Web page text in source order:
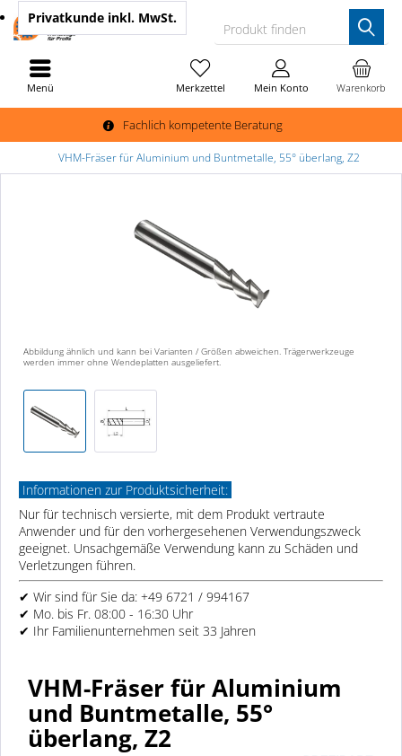
Fachlich kompetente Beratung
Produkt finden
Warenkorb
Merkzettel Mein Konto
Privatkunde inkl. MwSt.
Menü
VHM-Fräser für Aluminium und Buntmetalle, 55° überlang, Z2
Abbildung ähnlich und kann bei Varianten / Größen abweichen. Trägerwerkzeuge
werden immer ohne Wendeplatten ausgeliefert.
Informationen zur Produktsicherheit:
Nur für technisch versierte, mit dem Produkt vertraute
Anwender und für den vorhergesehenen Verwendungszweck
geeignet. Unsachgemäße Verwendung kann zu Schäden und
Verletzungen führen.
✔ Wir sind für Sie da: +49 6721 / 994167
✔ Mo. bis Fr. 08:00 - 16:30 Uhr
✔ Ihr Familienunternehmen seit 33 Jahren
VHM-Fräser für Aluminium
und Buntmetalle, 55°
überlang, Z2